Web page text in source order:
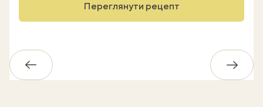
Переглянути рецепт
Назад